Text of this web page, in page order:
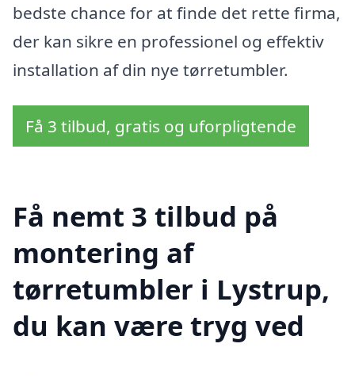
bedste chance for at finde det rette firma,
der kan sikre en professionel og effektiv
installation af din nye tørretumbler.
Få 3 tilbud, gratis og uforpligtende
Få nemt 3 tilbud på
montering af
tørretumbler i Lystrup,
du kan være tryg ved